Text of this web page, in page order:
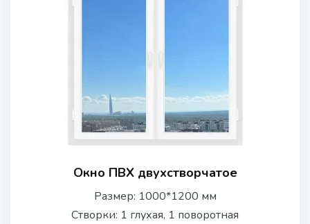
Окно ПВХ двухстворчатое
Размер: 1000*1200 мм
Створки: 1 глухая, 1 поворотная